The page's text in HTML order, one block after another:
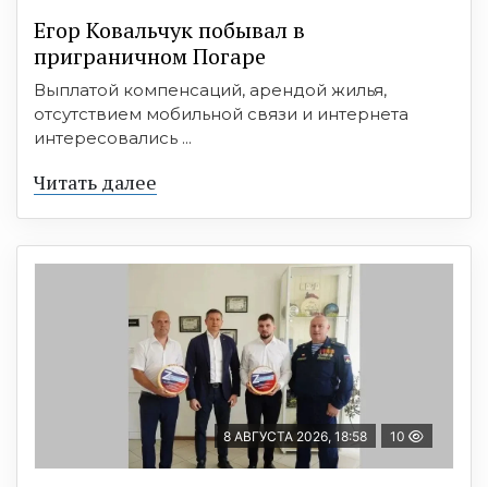
Егор Ковальчук побывал в
приграничном Погаре
Выплатой компенсаций, арендой жилья,
отсутствием мобильной связи и интернета
интересовались ...
Читать далее
8 АВГУСТА 2026, 18:58 10